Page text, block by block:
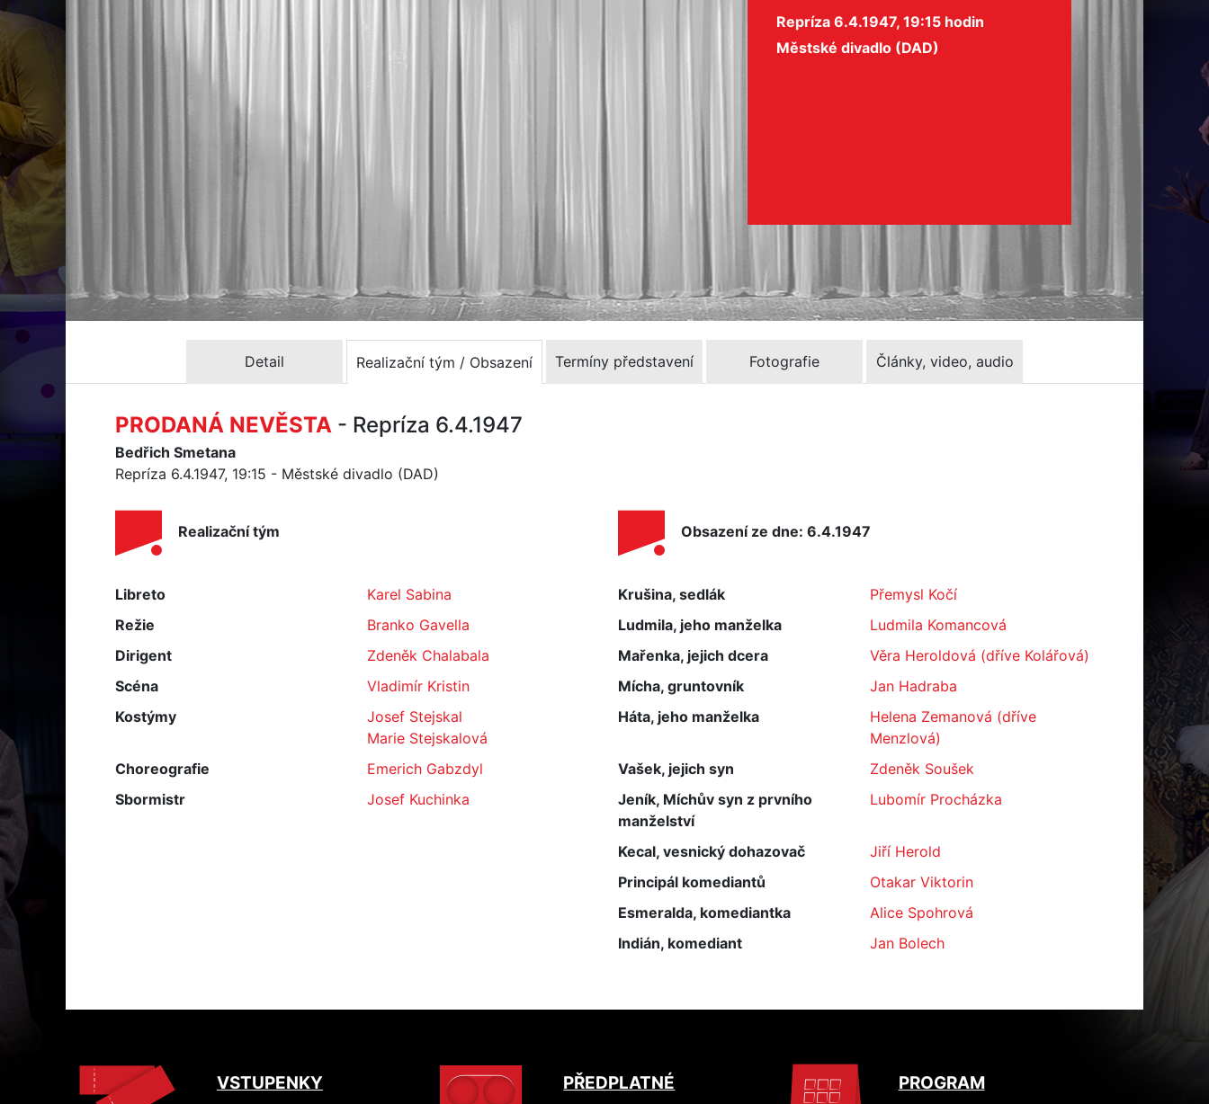
Repríza 6.4.1947, 19:15 hodin
Městské divadlo (DAD)
Detail Realizační tým / Obsazení Termíny představení Fotografie Články, video, audio
PRODANÁ NEVĚSTA - Repríza 6.4.1947
Bedřich Smetana
Repríza 6.4.1947, 19:15 - Městské divadlo (DAD)
Realizační tým
Libreto
Karel Sabina
Režie
Branko Gavella
Dirigent
Zdeněk Chalabala
Scéna
Vladimír Kristin
Kostýmy
Josef Stejskal
Marie Stejskalová
Choreografie
Emerich Gabzdyl
Sbormistr
Josef Kuchinka
Obsazení ze dne: 6.4.1947
Krušina, sedlák
Přemysl Kočí
Ludmila, jeho manželka
Ludmila Komancová
Mařenka, jejich dcera
Věra Heroldová (dříve Kolářová)
Mícha, gruntovník
Jan Hadraba
Háta, jeho manželka
Helena Zemanová (dříve
Menzlová)
Vašek, jejich syn
Zdeněk Soušek
Jeník, Míchův syn z prvního
manželství
Lubomír Procházka
Kecal, vesnický dohazovač
Jiří Herold
Principál komediantů
Otakar Viktorin
Esmeralda, komediantka
Alice Spohrová
Indián, komediant
Jan Bolech
VSTUPENKY PŘEDPLATNÉ PROGRAM